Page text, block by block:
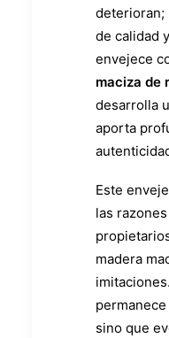
deterioran;
de calidad
envejece
maciza de
desarrolla
aporta
Este
las
madera
sino que